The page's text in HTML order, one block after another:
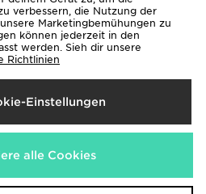
Nach
Zahlungsmethoden
verbessern, die Nutzung der
Marketingbemühungen zu
können jederzeit in den
werden. Sieh dir unsere
Richtlinien
Einstellungen
alle Cookies